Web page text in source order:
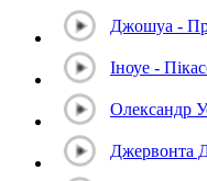
Джошуа -
Іноуе -
Олександр
Джервонта